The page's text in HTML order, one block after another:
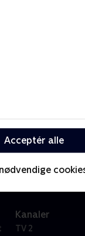
Acceptér alle
Marie
rumme dem
flot og
Skørping er
Og datoen for
sig.
Kanaler
TV 2